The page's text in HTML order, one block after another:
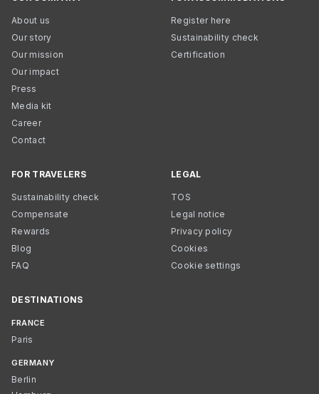
About us
Our story
Our mission
Our impact
Press
Media kit
Career
Contact
Register here
Sustainability check
Certification
FOR TRAVELERS
Sustainability check
Compensate
Rewards
Blog
FAQ
LEGAL
TOS
Legal notice
Privacy policy
Cookies
Cookie settings
DESTINATIONS
FRANCE
Paris
GERMANY
Berlin